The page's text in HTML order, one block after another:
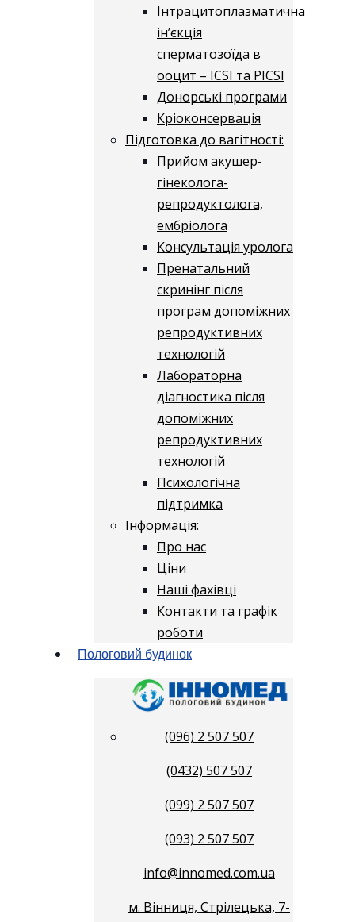
Інтрацитоплазматична
ін’єкція
сперматозоїда в
ооцит – ICSI та PICSI
Донорські програми
Кріоконсервація
Підготовка до вагітності:
Прийом акушер-
гінеколога-
репродуктолога,
ембріолога
Консультація уролога
Пренатальний
скринінг після
програм допоміжних
репродуктивних
технологій
​​Лабораторна
діагностика після
допоміжних
репродуктивних
технологій
​​Психологічна
підтримка
Інформація:
Про нас
Ціни
Наші фахівці
Контакти та графік
роботи
Пологовий будинок
(096) 2 507 507
(0432) 507 507
(099) 2 507 507
(093) 2 507 507
info@innomed.com.ua
м. Вінниця, Стрілецька, 7-